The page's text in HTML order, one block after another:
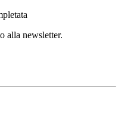
alla newsletter.